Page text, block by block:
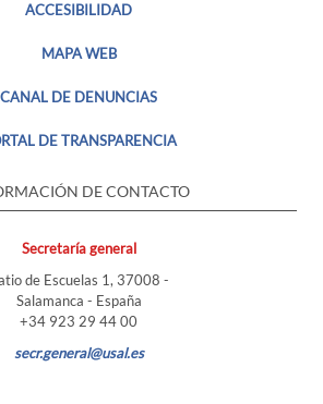
ACCESIBILIDAD
MAPA WEB
CANAL DE DENUNCIAS
DE TRANSPARENCIA
DE CONTACTO
Secretaría general
de Escuelas 1, 37008 -
Salamanca - España
+34 923 29 44 00
secr.general@usal.es